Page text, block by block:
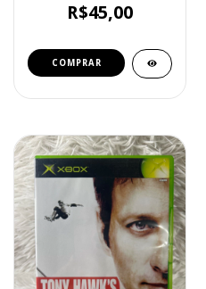
R$45,00